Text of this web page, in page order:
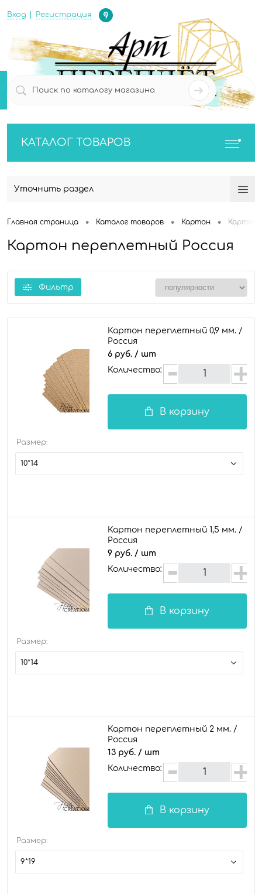
Вход Регистрация
Определение
0
КАТАЛОГ ТОВАРОВ
Уточнить раздел
Главная страница • Каталог товаров • Картон • Картон
Картон переплетный Россия
Фильтр
Картон переплетный 0,9 мм. /
Россия
6 руб. / шт
Количество:
В корзину
Размер:
10*14
Картон переплетный 1,5 мм. /
Россия
9 руб. / шт
Количество:
В корзину
Размер:
10*14
Картон переплетный 2 мм. /
Россия
13 руб. / шт
Количество:
В корзину
Размер:
9*19